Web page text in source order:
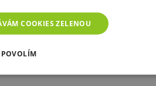
COOKIES ZELENOU
POVOLÍM